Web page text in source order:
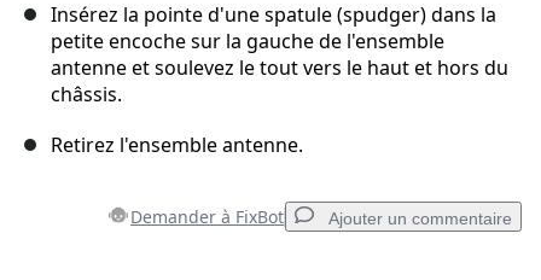
Insérez la pointe d'une spatule (spudger) dans la
petite encoche sur la gauche de l'ensemble
antenne et soulevez le tout vers le haut et hors du
châssis.
Retirez l'ensemble antenne.
Demander à FixBot Ajouter un commentaire